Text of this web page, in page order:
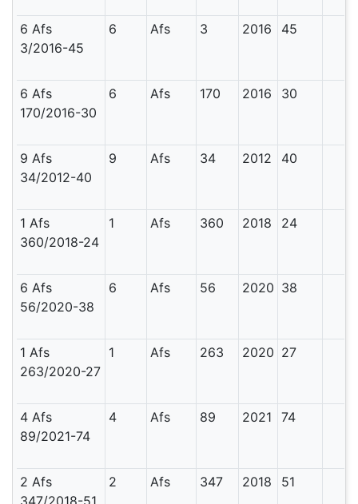
6 Afs
3/2016-45
6 Afs 3 2016 45
6 Afs
170/2016-30
6 Afs 170 2016 30
9 Afs
34/2012-40
9 Afs 34 2012 40
1 Afs
360/2018-24
1 Afs 360 2018 24
6 Afs
56/2020-38
6 Afs 56 2020 38
1 Afs
263/2020-27
1 Afs 263 2020 27
4 Afs
89/2021-74
4 Afs 89 2021 74
2 Afs
347/2018-51
2 Afs 347 2018 51